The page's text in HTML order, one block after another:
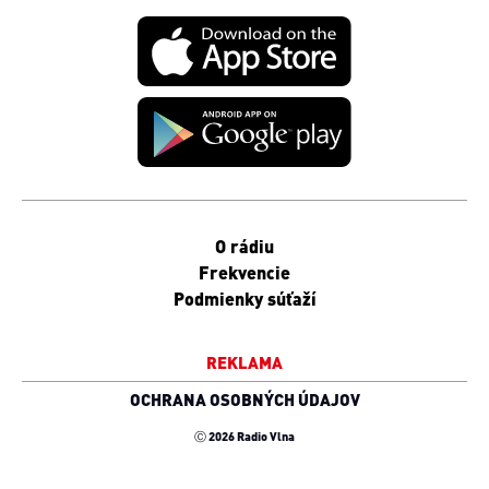
O rádiu
Frekvencie
Podmienky súťaží
REKLAMA
OCHRANA OSOBNÝCH ÚDAJOV
Ⓒ 2026 Radio Vlna